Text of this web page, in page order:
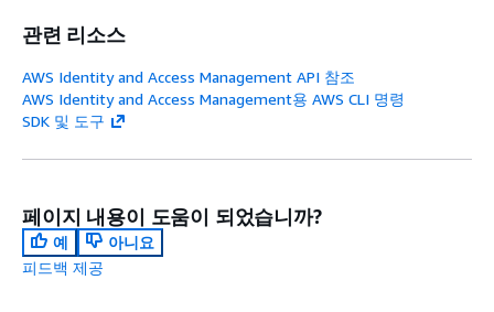
관련 리소스
AWS Identity and Access Management API 참조
AWS Identity and Access Management용 AWS CLI 명령
SDK 및 도구
페이지 내용이 도움이 되었습니까?
예
아니요
피드백 제공